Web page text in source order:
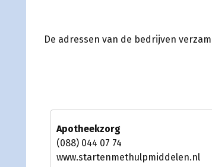
De adressen van de bedrijven
Apotheekzorg
(088) 044 07 74
www.startenmethulpmiddelen.nl